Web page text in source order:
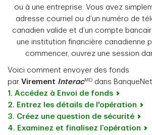
ou à une entreprise. Vous avez
adresse courriel ou d’un numéro de
canadien valide et d’un compte
une institution financière canadienne
commencer, ouvrez une session
Voici comment envoyer des fonds
par Virement InteracMD dans
1. Accédez à Envoi de fonds
2. Entrez les détails de l'opération
3. Créez une question de sécurité
4. Examinez et finalisez l’opération